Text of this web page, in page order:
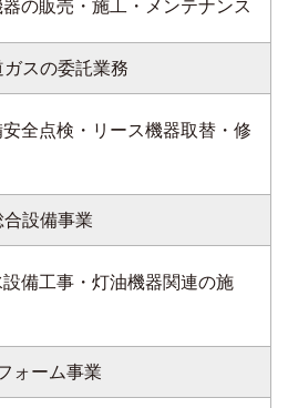
の販売・施工・メンテナンス
ガスの委託業務
全点検・リース機器取替・修
合設備事業
備工事・灯油機器関連の施
ォーム事業